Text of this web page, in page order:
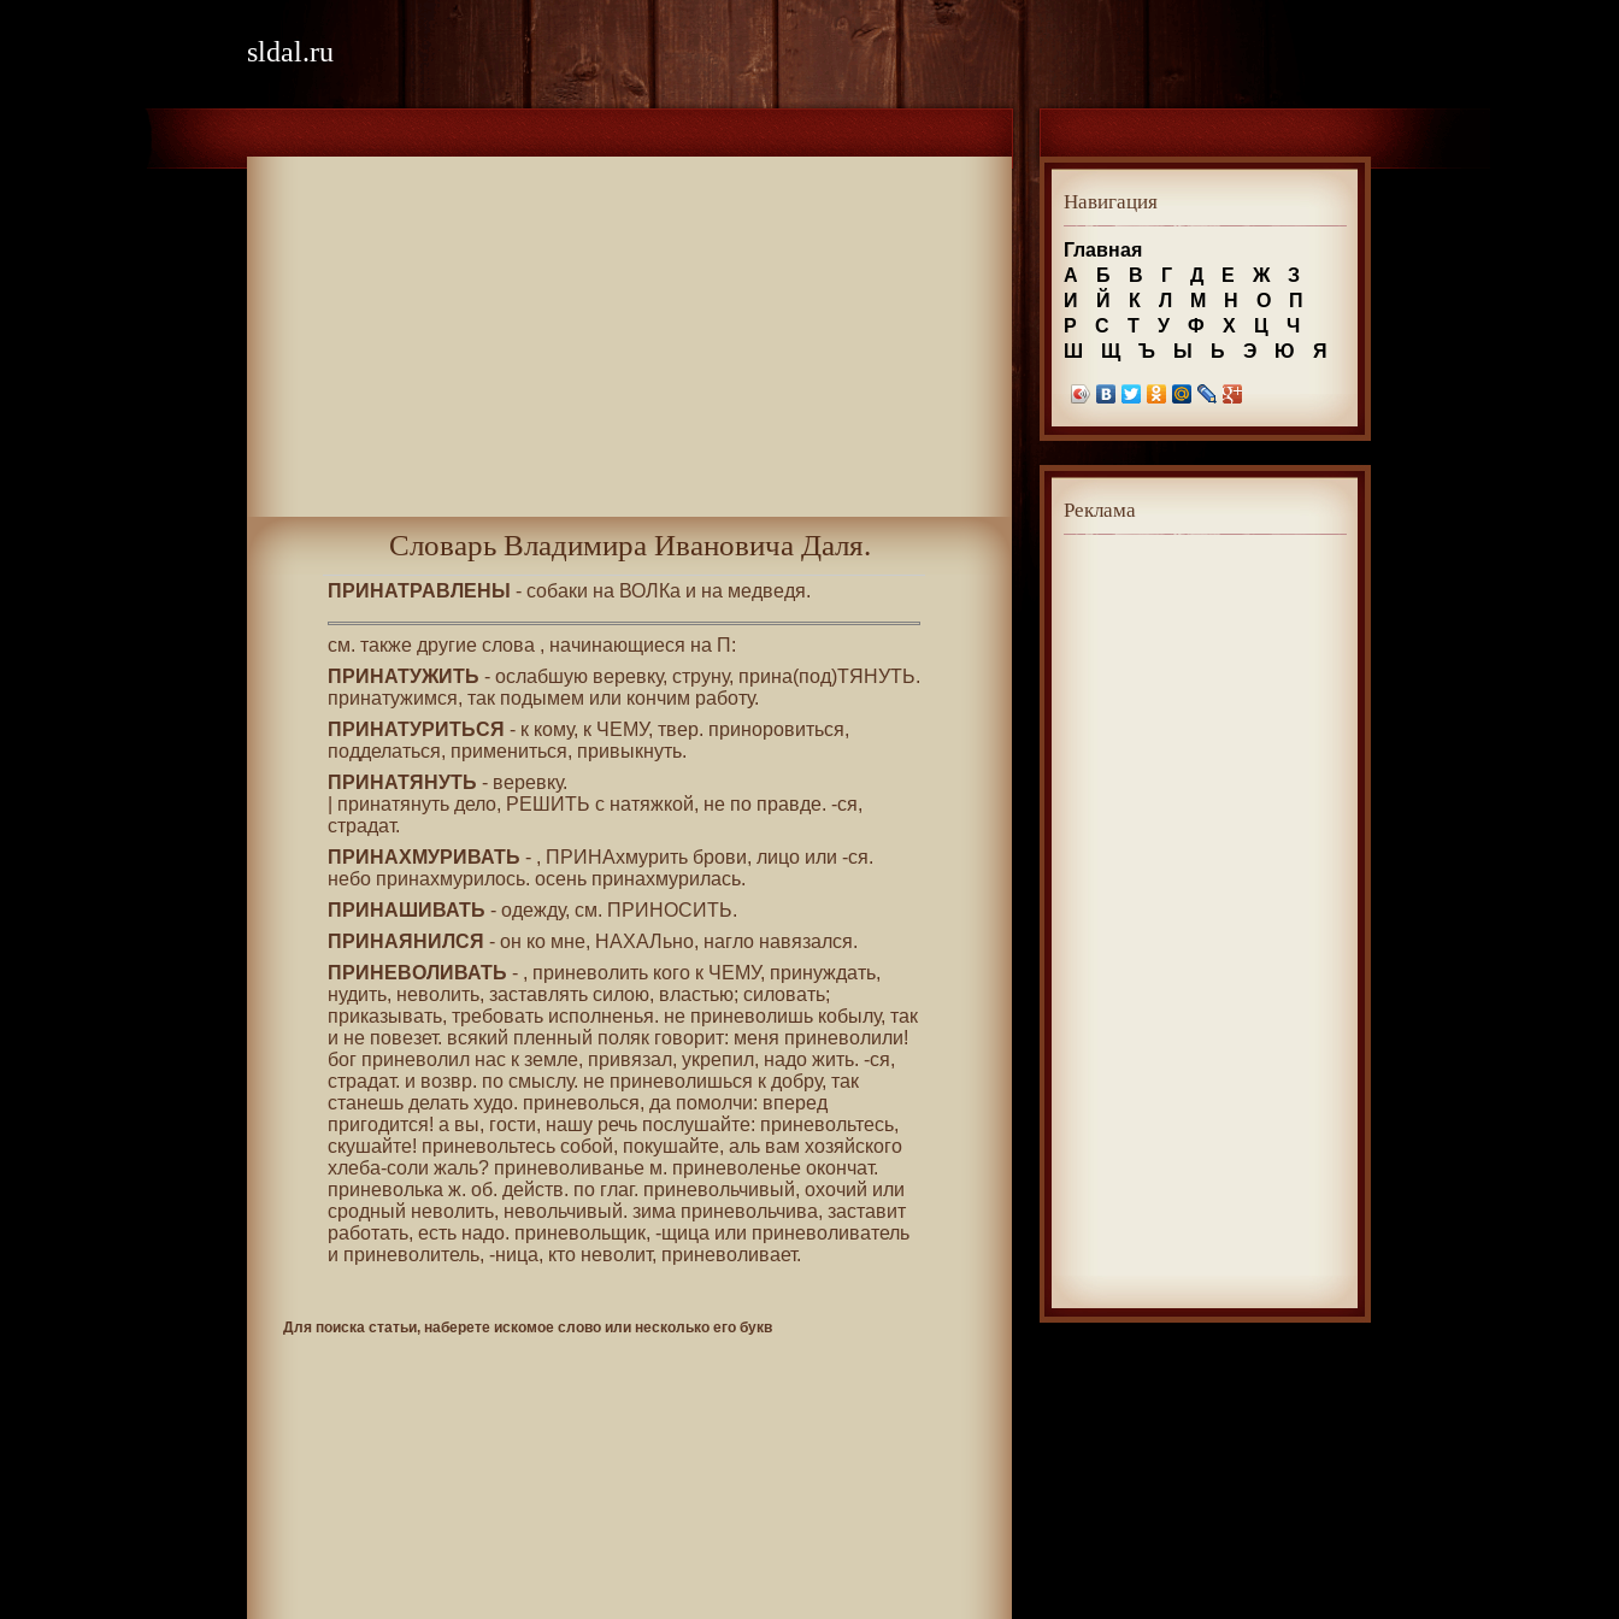
sldal.ru
Словарь Владимира Ивановича Даля.
ПРИНАТРАВЛЕНЫ - собаки на ВОЛКа и на медведя.
см. также другие слова , начинающиеся на П:
ПРИНАТУЖИТЬ - ослабшую веревку, струну, прина(под)ТЯНУТЬ.
принатужимся, так подымем или кончим работу.
ПРИНАТУРИТЬСЯ - к кому, к ЧЕМУ, твер. приноровиться,
подделаться, примениться, привыкнуть.
ПРИНАТЯНУТЬ - веревку.
| принатянуть дело, РЕШИТЬ с натяжкой, не по правде. -ся,
страдат.
ПРИНАХМУРИВАТЬ - , ПРИНАхмурить брови, лицо или -ся.
небо принахмурилось. осень принахмурилась.
ПРИНАШИВАТЬ - одежду, см. ПРИНОСИТЬ.
ПРИНАЯНИЛСЯ - он ко мне, НАХАЛьно, нагло навязался.
ПРИНЕВОЛИВАТЬ - , приневолить кого к ЧЕМУ, принуждать,
нудить, неволить, заставлять силою, властью; силовать;
приказывать, требовать исполненья. не приневолишь кобылу, так
и не повезет. всякий пленный поляк говорит: меня приневолили!
бог приневолил нас к земле, привязал, укрепил, надо жить. -ся,
страдат. и возвр. по смыслу. не приневолишься к добру, так
станешь делать худо. приневолься, да помолчи: вперед
пригодится! а вы, гости, нашу речь послушайте: приневольтесь,
скушайте! приневольтесь собой, покушайте, аль вам хозяйского
хлеба-соли жаль? приневоливанье м. приневоленье окончат.
приневолька ж. об. действ. по глаг. приневольчивый, охочий или
сродный неволить, невольчивый. зима приневольчива, заставит
работать, есть надо. приневольщик, -щица или приневоливатель
и приневолитель, -ница, кто неволит, приневоливает.
Для поиска статьи, наберете искомое слово или несколько его букв
Навигация
Главная
А
Б В Г Д Е Ж
З
И
Й К Л М Н О
П
Р
С Т У Ф Х Ц
Ч
Ш
Щ Ъ Ы Ь Э Ю Я
Реклама